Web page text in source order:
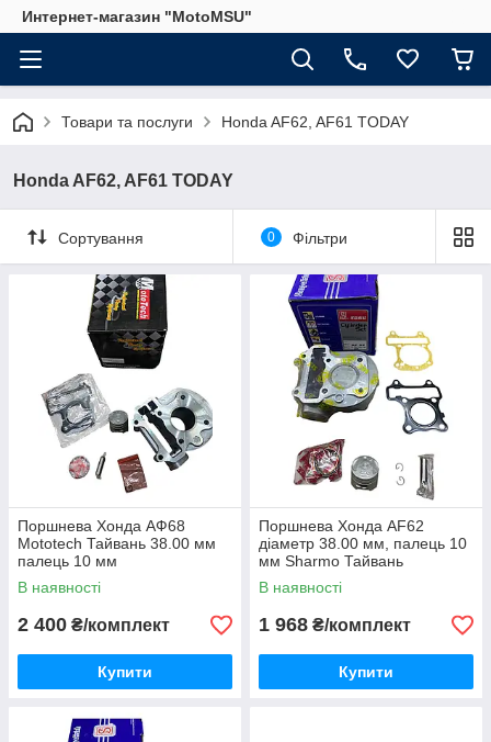
Интернет-магазин "MotoMSU"
Товари та послуги Honda AF62, AF61 TODAY
Honda AF62, AF61 TODAY
Сортування 0 Фільтри
Поршнева Хонда АФ68
Mototech Тайвань 38.00 мм
палець 10 мм
В наявності
2 400 ₴/комплект
Купити
Поршнева Хонда AF62
діаметр 38.00 мм, палець 10
мм Sharmo Тайвань
В наявності
1 968 ₴/комплект
Купити